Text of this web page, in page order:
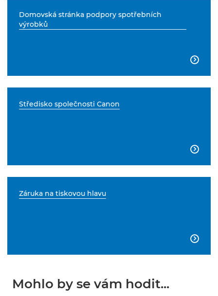
Domovská stránka podpory spotřebních
výrobků

Středisko společnosti Canon

Záruka na tiskovou hlavu

Mohlo by se vám hodit...